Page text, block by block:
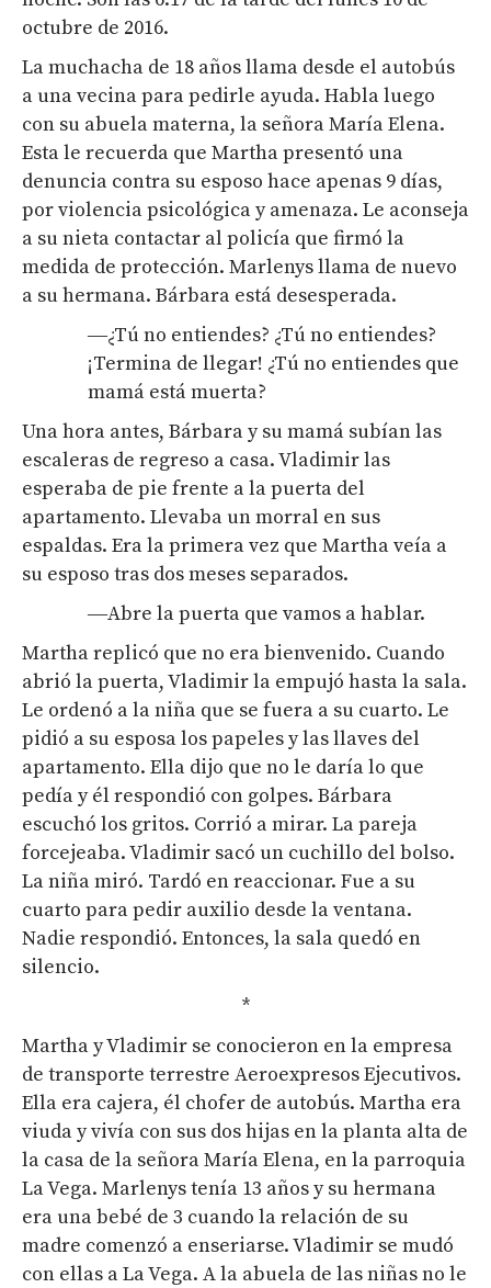
octubre de 2016.
La muchacha de 18 años llama desde el autobús
a una vecina para pedirle ayuda. Habla luego
con su abuela materna, la señora María Elena.
Esta le recuerda que Martha presentó una
denuncia contra su esposo hace apenas 9 días,
por violencia psicológica y amenaza. Le aconseja
a su nieta contactar al policía que firmó la
medida de protección. Marlenys llama de nuevo
a su hermana. Bárbara está desesperada.
―¿Tú no entiendes? ¿Tú no entiendes?
¡Termina de llegar! ¿Tú no entiendes que
mamá está muerta?
Una hora antes, Bárbara y su mamá subían las
escaleras de regreso a casa. Vladimir las
esperaba de pie frente a la puerta del
apartamento. Llevaba un morral en sus
espaldas. Era la primera vez que Martha veía a
su esposo tras dos meses separados.
―Abre la puerta que vamos a hablar.
Martha replicó que no era bienvenido. Cuando
abrió la puerta, Vladimir la empujó hasta la sala.
Le ordenó a la niña que se fuera a su cuarto. Le
pidió a su esposa los papeles y las llaves del
apartamento. Ella dijo que no le daría lo que
pedía y él respondió con golpes. Bárbara
escuchó los gritos. Corrió a mirar. La pareja
forcejeaba. Vladimir sacó un cuchillo del bolso.
La niña miró. Tardó en reaccionar. Fue a su
cuarto para pedir auxilio desde la ventana.
Nadie respondió. Entonces, la sala quedó en
silencio.
*
Martha y Vladimir se conocieron en la empresa
de transporte terrestre Aeroexpresos Ejecutivos.
Ella era cajera, él chofer de autobús. Martha era
viuda y vivía con sus dos hijas en la planta alta de
la casa de la señora María Elena, en la parroquia
La Vega. Marlenys tenía 13 años y su hermana
era una bebé de 3 cuando la relación de su
madre comenzó a enseriarse. Vladimir se mudó
con ellas a La Vega. A la abuela de las niñas no le